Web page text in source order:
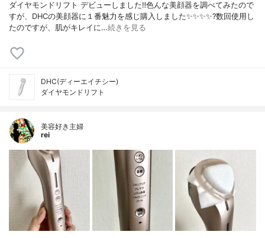
ダイヤモンドリフト デビューしました‼️色んな美顔器を調べてみたので
すが、DHCの美顔器に１番魅力を感じ購入しました✨✨✨✨?数回使用し
たのですが、肌がキレイに…続きを見る
DHC(ディーエイチシー)
ダイヤモンドリフト
美容好き主婦
rei